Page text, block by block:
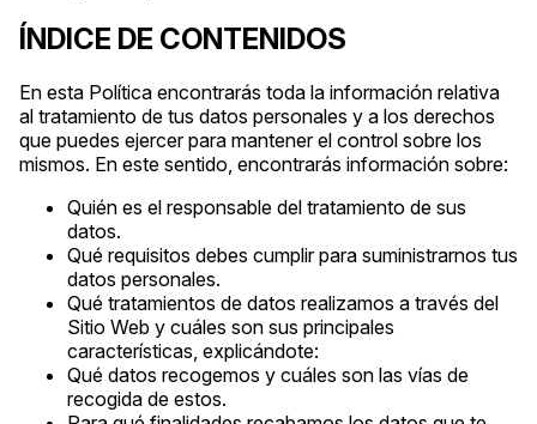
ÍNDICE DE CONTENIDOS
En esta Política encontrarás toda la información relativa
al tratamiento de tus datos personales y a los derechos
que puedes ejercer para mantener el control sobre los
mismos. En este sentido, encontrarás información sobre:
Quién es el responsable del tratamiento de sus
datos.
Qué requisitos debes cumplir para suministrarnos tus
datos personales.
Qué tratamientos de datos realizamos a través del
Sitio Web y cuáles son sus principales
características, explicándote:
Qué datos recogemos y cuáles son las vías de
recogida de estos.